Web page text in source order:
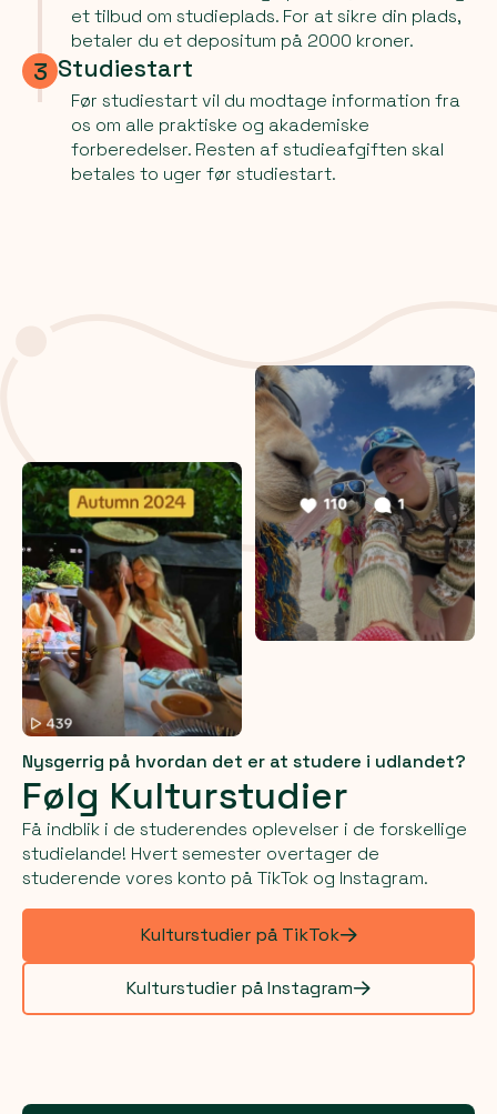
et tilbud om studieplads. For at sikre din plads,
betaler du et depositum på 2000 kroner.
3 Studiestart
Før studiestart vil du modtage information fra
os om alle praktiske og akademiske
forberedelser. Resten af studieafgiften skal
betales to uger før studiestart.
Nysgerrig på hvordan det er at studere i udlandet?
Følg Kulturstudier
Få indblik i de studerendes oplevelser i de forskellige
studielande! Hvert semester overtager de
studerende vores konto på TikTok og Instagram.
Kulturstudier på TikTok
Kulturstudier på Instagram